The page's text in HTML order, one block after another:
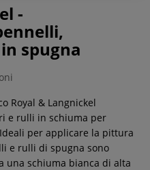
-
spugna
Royal & Langnickel
e rulli in schiuma per
per applicare la pittura
e rulli di spugna sono
una schiuma bianca di alta